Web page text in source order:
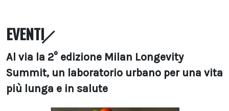
EVENTI
Al via la 2° edizione Milan Longevity
Summit, un laboratorio urbano per una vita
più lunga e in salute